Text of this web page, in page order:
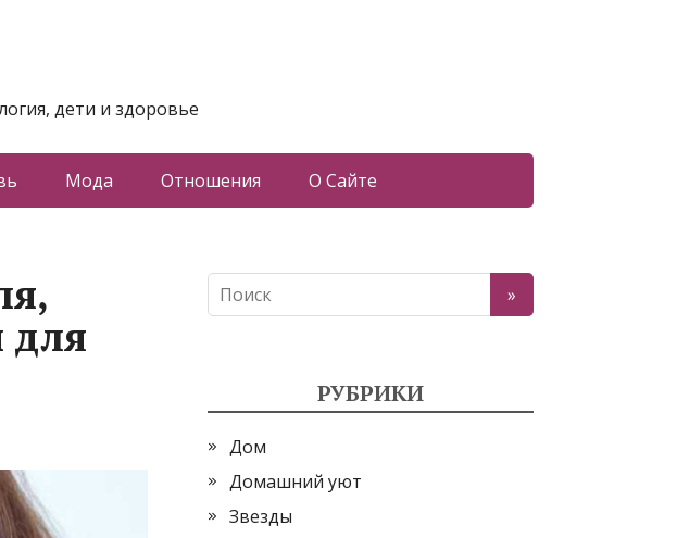
дети и здоровье
Мода Отношения О Сайте
для
РУБРИКИ
Дом
Домашний уют
Звезды